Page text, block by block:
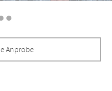
Anprobe